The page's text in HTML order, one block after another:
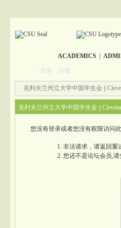
ACADEMICS|
登录 注册
克利夫兰州立大学中国学生会 ||
克利夫兰州立大学中国学生会 ||
您没有登录或者您没有权限访问
非法请求，请返回重
您还不是论坛会员,